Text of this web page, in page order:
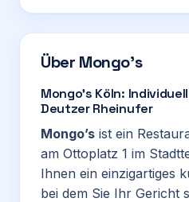
Über Mongo’s
Mongo’s Köln:
Deutzer Rheinufer
Mongo’s ist ein
am Ottoplatz 1 im
Ihnen ein einzigartiges
bei dem Sie Ihr Gericht